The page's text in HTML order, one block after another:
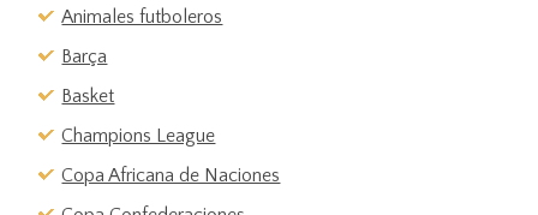
Animales futboleros
Barça
Basket
Champions League
Copa Africana de Naciones